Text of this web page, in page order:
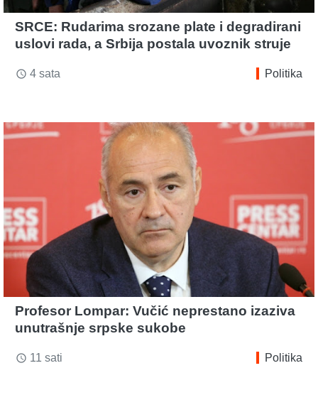
SRCE: Rudarima srozane plate i degradirani
uslovi rada, a Srbija postala uvoznik struje
access_time 4 sata Politika
Profesor Lompar: Vučić neprestano izaziva
unutrašnje srpske sukobe
access_time 11 sati Politika